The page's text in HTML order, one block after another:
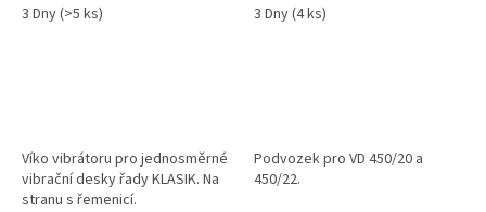
3 Dny(>5 ks)
Víko vibrátoru pro jednosměrné
vibrační desky řady KLASIK. Na
stranu s řemenicí.
3 Dny(4 ks)
Podvozek pro VD 450/20 a
450/22.